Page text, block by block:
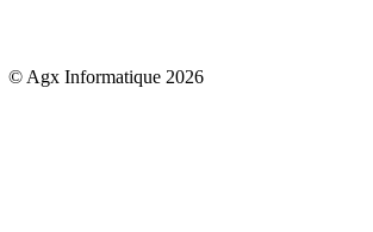
© Agx Informatique 2026